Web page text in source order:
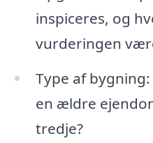
inspiceres, og
vurderingen
Type af
en ældre
tredje?